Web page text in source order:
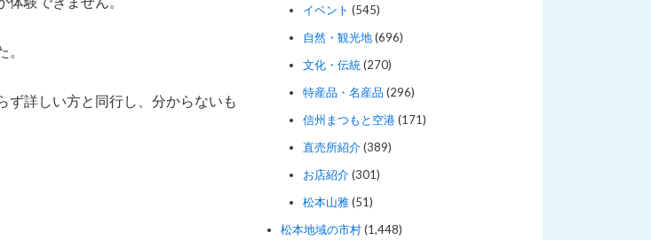
ず詳しい方と同行し、分からないも
イベント (545)
自然・観光地(696)
文化・伝統(270)
特産品・名産品 (296)
信州まつもと空港(171)
直売所紹介(389)
お店紹介(301)
松本山雅(51)
松本地域の市村(1,448)